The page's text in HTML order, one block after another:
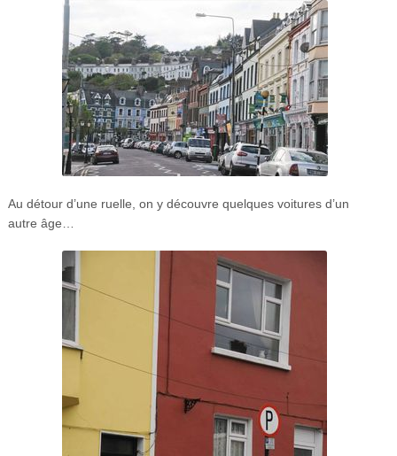
Au détour d’une ruelle, on y découvre quelques voitures d’un
autre âge…